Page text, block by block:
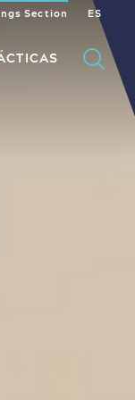
Section
EN FR ES